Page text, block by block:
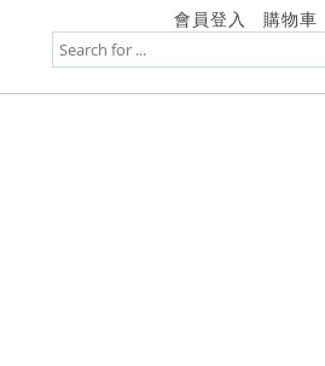
會員登入 購物車